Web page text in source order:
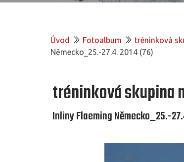
Úvod Fotoalbum tréninková
Německo_25.-27.4. 2014 (76)
tréninková skupina
Inliny Flaeming Německo_25.-